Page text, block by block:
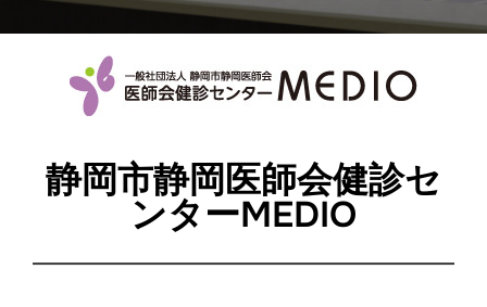
静岡市静岡医師会健診セ
ンターMEDIO